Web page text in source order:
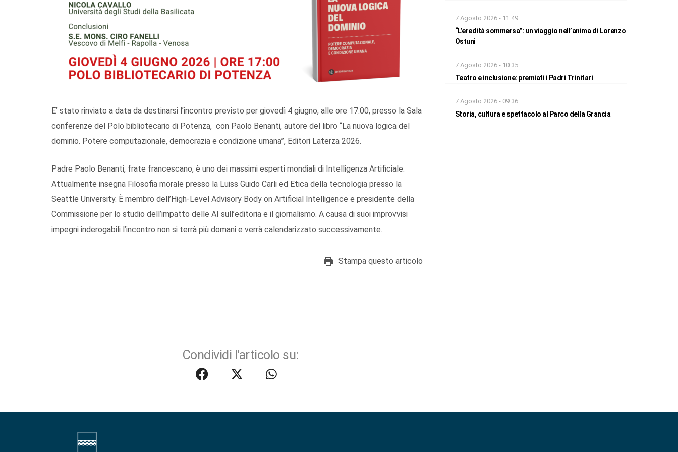
E’ stato rinviato a data da destinarsi l’incontro previsto per giovedì 4 giugno, alle ore 17.00, presso la Sala
conferenze del Polo bibliotecario di Potenza, con Paolo Benanti, autore del libro “La nuova logica del
dominio. Potere computazionale, democrazia e condizione umana”, Editori Laterza 2026.
Padre Paolo Benanti, frate francescano, è uno dei massimi esperti mondiali di Intelligenza Artificiale.
Attualmente insegna Filosofia morale presso la Luiss Guido Carli ed Etica della tecnologia presso la
Seattle University. È membro dell’High-Level Advisory Body on Artificial Intelligence e presidente della
Commissione per lo studio dell’impatto delle AI sull’editoria e il giornalismo. A causa di suoi improvvisi
impegni inderogabili l’incontro non si terrà più domani e verrà calendarizzato successivamente.
Stampa questo articolo
Condividi l'articolo su:
7 Agosto 2026 - 11:49
“L’eredità sommersa”: un viaggio nell’anima di Lorenzo
Ostuni
7 Agosto 2026 - 10:35
Teatro e inclusione: premiati i Padri Trinitari
7 Agosto 2026 - 09:36
Storia, cultura e spettacolo al Parco della Grancia